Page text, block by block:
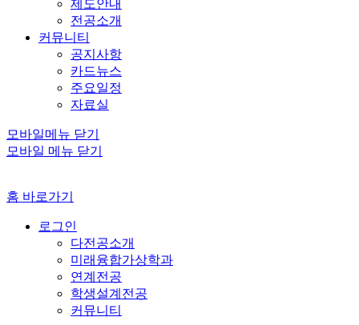
제도안내
전공소개
커뮤니티
공지사항
카드뉴스
주요일정
자료실
모바일메뉴 닫기
모바일 메뉴 닫기
홈 바로가기
로그인
다전공소개
미래융합가상학과
연계전공
학생설계전공
커뮤니티